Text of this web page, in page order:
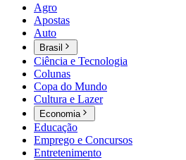
Agro
Apostas
Auto
Brasil
Ciência e Tecnologia
Colunas
Copa do Mundo
Cultura e Lazer
Economia
Educação
Emprego e Concursos
Entretenimento